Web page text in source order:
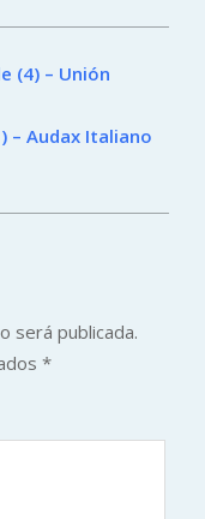
(4) – Unión
– Audax Italiano
será publicada.
*